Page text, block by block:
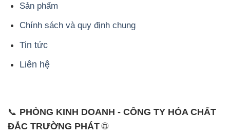
Sản phẩm
Chính sách và quy định chung
Tin tức
Liên hệ
📞 PHÒNG KINH DOANH - CÔNG TY HÓA CHẤT
ĐẮC TRƯỜNG PHÁT🌐